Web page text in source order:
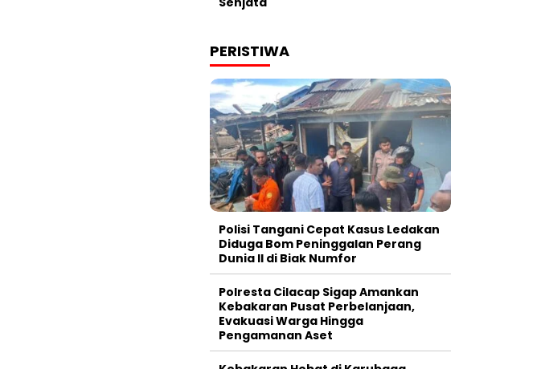
PERISTIWA
Polisi Tangani Cepat Kasus Ledakan
Diduga Bom Peninggalan Perang
Dunia II di Biak Numfor
Polresta Cilacap Sigap Amankan
Kebakaran Pusat Perbelanjaan,
Evakuasi Warga Hingga
Pengamanan Aset